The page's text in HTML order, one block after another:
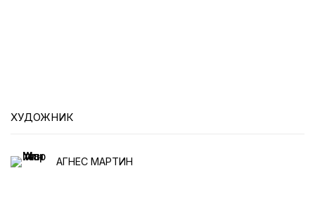
ХУДОЖНИК
АГНЕС МАРТИН